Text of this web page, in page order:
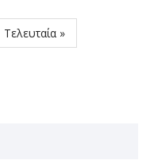
Last
page
Τελευταία »